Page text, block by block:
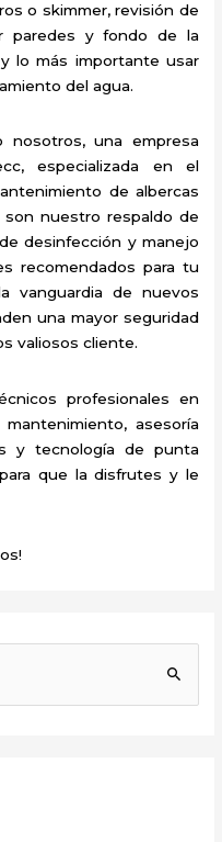
o skimmer, revisión de
paredes y fondo de la
lo más importante usar
del agua.
nosotros, una empresa
especializada en el
de albercas
nuestro respaldo de
desinfección y manejo
recomendados para tu
vanguardia de nuevos
una mayor seguridad
valiosos cliente.
profesionales en
asesoría
y tecnología de punta
que la disfrutes y le